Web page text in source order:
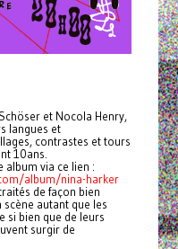
et Nocola Henry,
langues et
contrastes et tours
10ans.
album via ce lien :
album/nina-harker
de façon bien
autant que les
si bien que de leurs
surgir de